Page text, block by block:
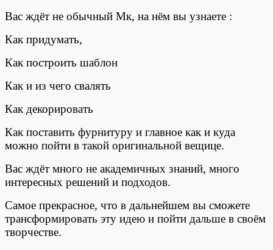
Вас ждёт не обычный Мк, на нём вы узнаете :
Как придумать,
Как построить шаблон
Как и из чего свалять
Как декорировать
Как поставить фурнитуру и главное как и куда
можно пойти в такой оригинальной вещице.
Вас ждёт много не академичных знаний, много
интересных решений и подходов.
Самое прекрасное, что в дальнейшем вы сможете
трансформировать эту идею и пойти дальше в своём
творчестве.